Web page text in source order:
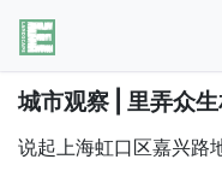
城市观察 | 里弄众
说起上海虹口区嘉兴路